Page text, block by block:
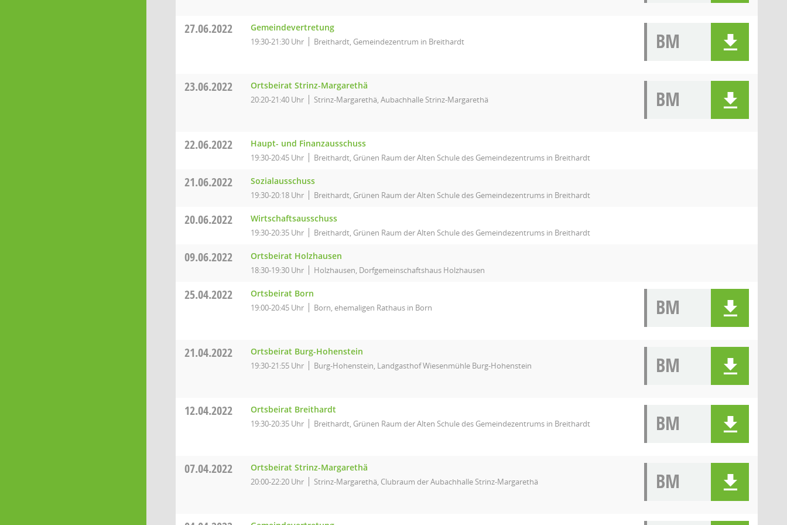
27.06.2022 Gemeindevertretung
19:30-21:30 Uhr Breithardt, Gemeindezentrum in Breithardt BM
23.06.2022 Ortsbeirat Strinz-Margarethä
20:20-21:40 Uhr Strinz-Margarethä, Aubachhalle Strinz-Margarethä BM
22.06.2022 Haupt- und Finanzausschuss
19:30-20:45 Uhr Breithardt, Grünen Raum der Alten Schule des Gemeindezentrums in Breithardt
21.06.2022 Sozialausschuss
19:30-20:18 Uhr Breithardt, Grünen Raum der Alten Schule des Gemeindezentrums in Breithardt
20.06.2022 Wirtschaftsausschuss
19:30-20:35 Uhr Breithardt, Grünen Raum der Alten Schule des Gemeindezentrums in Breithardt
09.06.2022 Ortsbeirat Holzhausen
18:30-19:30 Uhr Holzhausen, Dorfgemeinschaftshaus Holzhausen
25.04.2022 Ortsbeirat Born
19:00-20:45 Uhr Born, ehemaligen Rathaus in Born BM
21.04.2022 Ortsbeirat Burg-Hohenstein
19:30-21:55 Uhr Burg-Hohenstein, Landgasthof Wiesenmühle Burg-Hohenstein BM
12.04.2022 Ortsbeirat Breithardt
19:30-20:35 Uhr Breithardt, Grünen Raum der Alten Schule des Gemeindezentrums in Breithardt BM
07.04.2022 Ortsbeirat Strinz-Margarethä
20:00-22:20 Uhr Strinz-Margarethä, Clubraum der Aubachhalle Strinz-Margarethä BM